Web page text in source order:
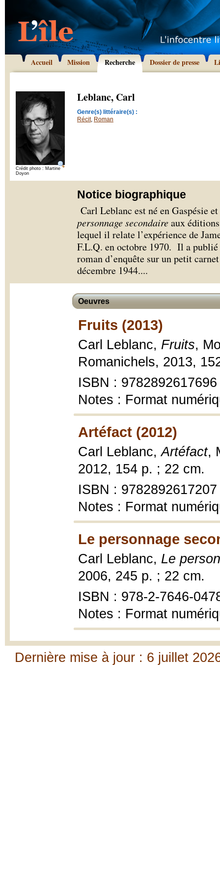
Accueil Mission Recherche Dossier de presse
Crédit photo : Martine
Doyon
Leblanc, Carl
Genre(s) littéraire(s) :
Récit, Roman
Notice biographique
Carl Leblanc est né en Gaspésie
personnage secondaireaux
lequel il relate l’expérience de
F.L.Q. en octobre 1970. Il a publié
roman d’enquête sur un petit
décembre 1944....
Oeuvres
Fruits (2013)
Carl Leblanc, Fruits,
Romanichels, 2013,
ISBN : 9782892617696
Notes : Format
Artéfact (2012)
Carl Leblanc,Artéfact,
2012, 154 p. ; 22 cm.
ISBN : 9782892617207
Notes : Format
Le personnage
Carl Leblanc, Le
2006, 245 p. ; 22 cm.
ISBN : 978-2-7646-
Notes : Format
Dernière mise à jour : 6 juillet